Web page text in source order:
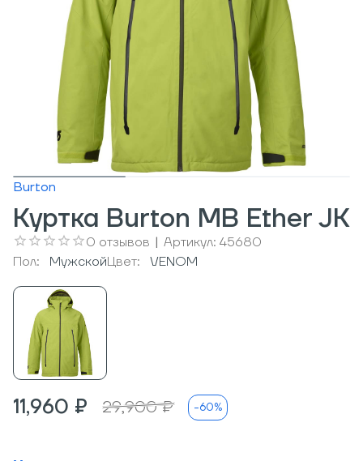
Burton
Куртка Burton MB Ether JK
0 отзывов | Артикул: 45680
Пол:
МужcкойЦвет: VENOM
11,960 ₽ 29,900 ₽ -60%